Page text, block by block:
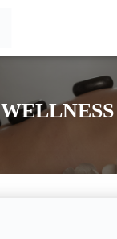
WELLNESS